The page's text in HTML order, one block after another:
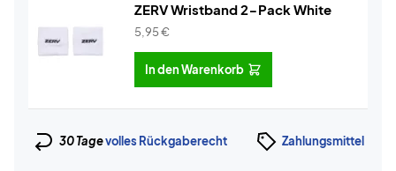
ZERV Wristband 2-Pack White
5,95€
In den Warenkorb
30 Tagevolles Rückgaberecht Zahlungsmittel